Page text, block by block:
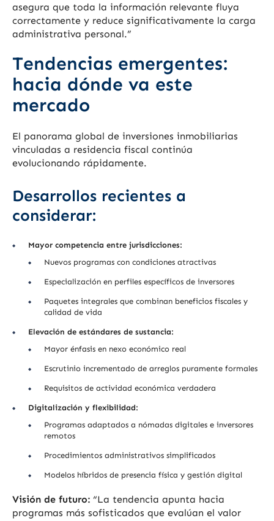
asegura que toda la información relevante fluya
correctamente y reduce significativamente la carga
administrativa personal.”
Tendencias emergentes:
hacia dónde va este
mercado
El panorama global de inversiones inmobiliarias
vinculadas a residencia fiscal continúa
evolucionando rápidamente.
Desarrollos recientes a
considerar:
Mayor competencia entre jurisdicciones:
Nuevos programas con condiciones atractivas
Especialización en perfiles específicos de inversores
Paquetes integrales que combinan beneficios fiscales y
calidad de vida
Elevación de estándares de sustancia:
Mayor énfasis en nexo económico real
Escrutinio incrementado de arreglos puramente formales
Requisitos de actividad económica verdadera
Digitalización y flexibilidad:
Programas adaptados a nómadas digitales e inversores
remotos
Procedimientos administrativos simplificados
Modelos híbridos de presencia física y gestión digital
Visión de futuro: “La tendencia apunta hacia
programas más sofisticados que evalúan el valor